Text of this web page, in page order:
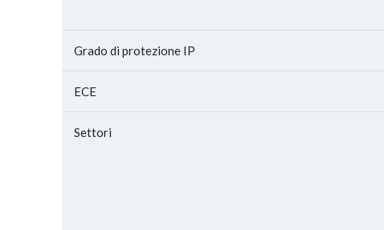
Grado di protezione IP
ECE
Settori